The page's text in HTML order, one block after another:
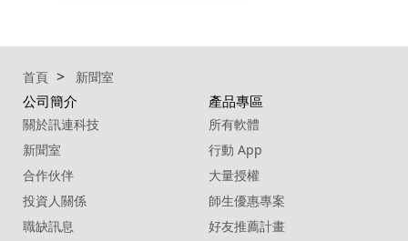
首頁 新聞室
公司簡介
關於訊連科技
新聞室
合作伙伴
投資人關係
職缺訊息
產品專區
所有軟體
行動 App
大量授權
師生優惠專案
好友推薦計畫